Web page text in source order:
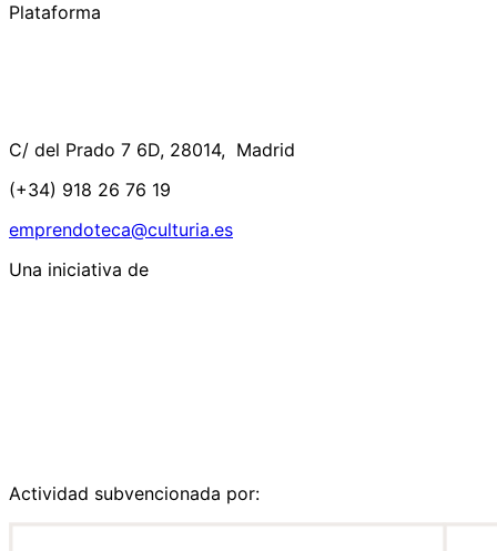
Plataforma
C/ del Prado 7 6D, 28014, Madrid
(+34) 918 26 76 19
emprendoteca@culturia.es
Una iniciativa de
Actividad subvencionada por: